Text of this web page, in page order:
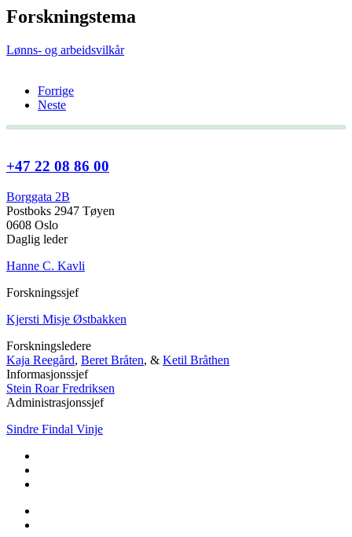
Forskningstema
Lønns- og arbeidsvilkår
Forrige
Neste
+47 22 08 86 00
Borggata 2B
Postboks 2947 Tøyen
0608 Oslo
Daglig leder
Hanne C. Kavli
Forskningssjef
Kjersti Misje Østbakken
Forskningsledere
Kaja Reegård, Beret Bråten, & Ketil Bråthen
Informasjonssjef
Stein Roar Fredriksen
Administrasjonssjef
Sindre Findal Vinje